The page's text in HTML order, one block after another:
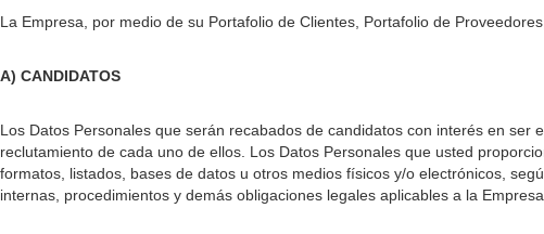
La Empresa, por medio de su Portafolio de Clientes, Portafolio de
A) CANDIDATOS
Los Datos Personales que serán recabados de candidatos con interés en
reclutamiento de cada uno de ellos. Los Datos Personales que usted
formatos, listados, bases de datos u otros medios físicos y/o electrónicos,
internas, procedimientos y demás obligaciones legales aplicables a la Empresa.